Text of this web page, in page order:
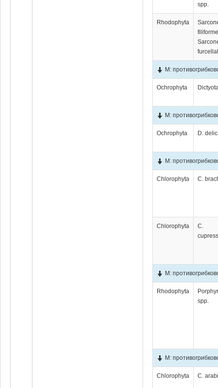
spp.
Rhodophyta
М:
Ochrophyta
М:
Ochrophyta D.
М:
Chlorophyta C.
Chlorophyta
C.
М:
Rhodophyta
spp.
М:
Chlorophyta C.